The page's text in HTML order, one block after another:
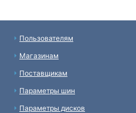
Пользователям
Магазинам
Поставщикам
Параметры шин
Параметры дисков